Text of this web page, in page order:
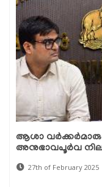
ആശാ
അനുഭാവപൂർവ
27th of February 2025